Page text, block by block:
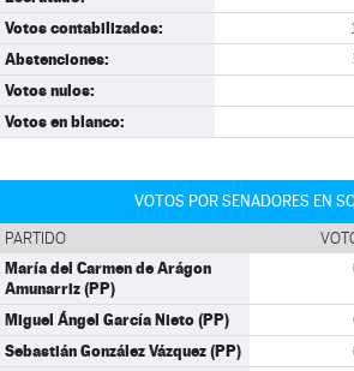
Votos contabilizados:
Abstenciones:
Votos nulos:
Votos en blanco:
VOTOS POR SENADORES EN
PARTIDO
María del Carmen de Arágon
Amunarriz (PP)
Miguel Ángel García Nieto (PP)
Sebastián González Vázquez (PP)